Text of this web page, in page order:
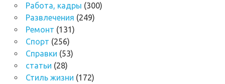
Работа, кадры (300)
Развлечения (249)
Ремонт (131)
Спорт (256)
Справки (53)
статьи (28)
Стиль жизни (172)